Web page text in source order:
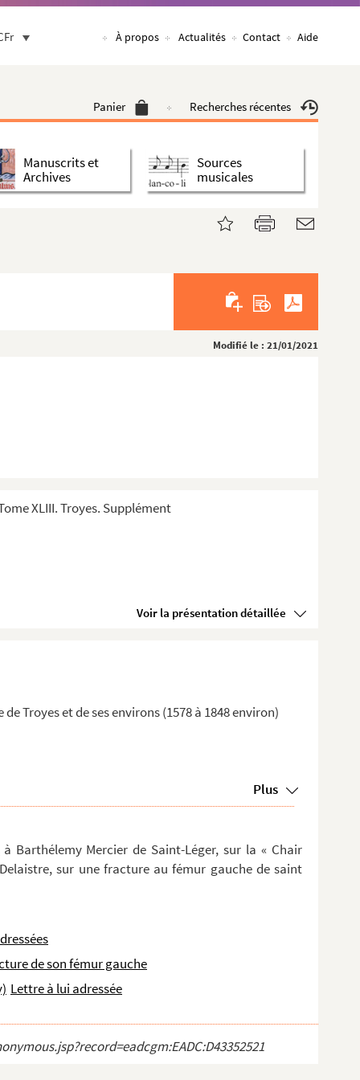
À propos Actualités Contact Aide
Panier Recherches récentes
Manuscrits et
Archives
Sources
musicales
Modifié le : 21/01/2021
XLIII. Troyes. Supplément
Voir la présentation détaillée
Troyes et de ses environs (1578 à 1848 environ)
Plus
Barthélemy Mercier de Saint-Léger, sur la « Chair
sur une fracture au fémur gauche de saint
de son fémur gauche
Lettre à lui adressée